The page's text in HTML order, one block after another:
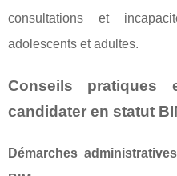
consultations et
adolescents et adultes.
Conseils pratiques
candidater en statut
Démarches